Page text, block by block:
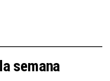
semana